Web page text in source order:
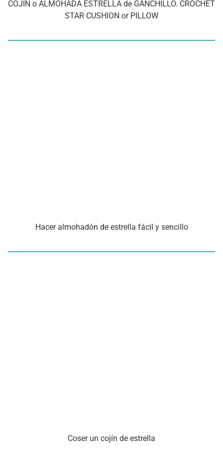
COJÍN o ALMOHADA ESTRELLA de GANCHILLO. CROCHET
STAR CUSHION or PILLOW
Hacer almohadón de estrella fácil y sencillo
Coser un cojín de estrella